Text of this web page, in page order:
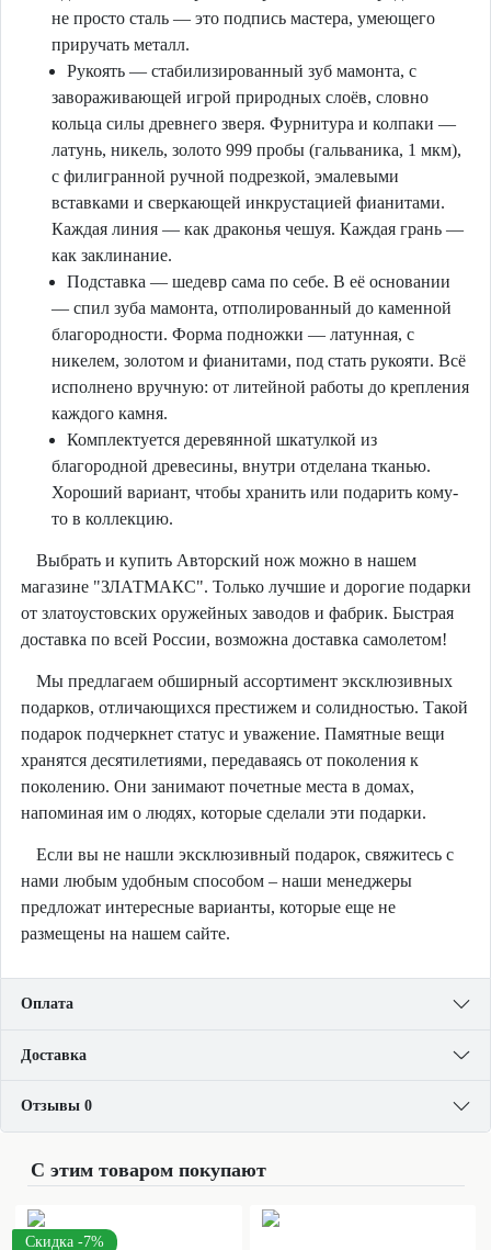
не просто сталь — это подпись мастера, умеющего
приручать металл.
Рукоять — стабилизированный зуб мамонта, с
завораживающей игрой природных слоёв, словно
кольца силы древнего зверя. Фурнитура и колпаки —
латунь, никель, золото 999 пробы (гальваника, 1 мкм),
с филигранной ручной подрезкой, эмалевыми
вставками и сверкающей инкрустацией фианитами.
Каждая линия — как драконья чешуя. Каждая грань —
как заклинание.
Подставка — шедевр сама по себе. В её основании
— спил зуба мамонта, отполированный до каменной
благородности. Форма подножки — латунная, с
никелем, золотом и фианитами, под стать рукояти. Всё
исполнено вручную: от литейной работы до крепления
каждого камня.
Комплектуется деревянной шкатулкой из
благородной древесины, внутри отделана тканью.
Хороший вариант, чтобы хранить или подарить кому-
то в коллекцию.
Выбрать и купить Авторский нож можно в нашем
магазине "ЗЛАТМАКС". Только лучшие и дорогие подарки
от златоустовских оружейных заводов и фабрик. Быстрая
доставка по всей России, возможна доставка самолетом!
Мы предлагаем обширный ассортимент эксклюзивных
подарков, отличающихся престижем и солидностью. Такой
подарок подчеркнет статус и уважение. Памятные вещи
хранятся десятилетиями, передаваясь от поколения к
поколению. Они занимают почетные места в домах,
напоминая им о людях, которые сделали эти подарки.
Если вы не нашли эксклюзивный подарок, свяжитесь с
нами любым удобным способом – наши менеджеры
предложат интересные варианты, которые еще не
размещены на нашем сайте.
Оплата
Доставка
Отзывы 0
С этим товаром покупают
Скидка -7%